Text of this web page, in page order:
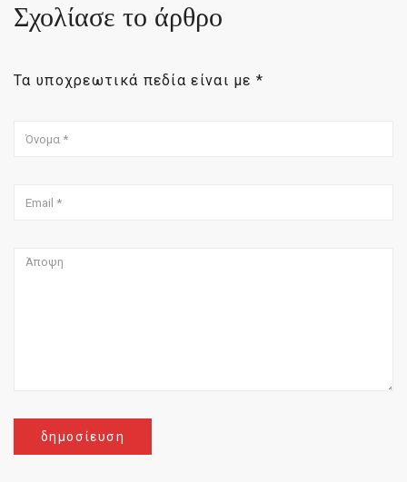
Σχολίασε το άρθρο
Τα υποχρεωτικά πεδία είναι με*